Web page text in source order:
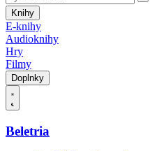
Knihy
E-knihy
Audioknihy
Hry
Filmy
Doplnky
Beletria